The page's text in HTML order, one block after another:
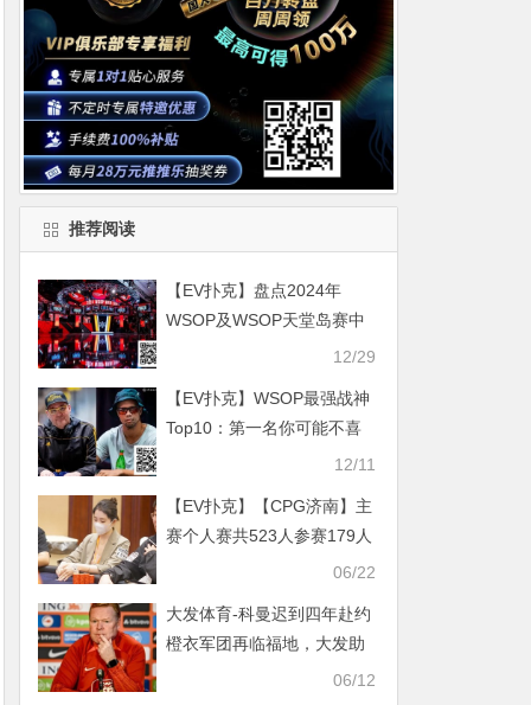
推荐阅读
【EV扑克】盘点2024年
WSOP及WSOP天堂岛赛中
12/29
【EV扑克】WSOP最强战神
Top10：第一名你可能不喜
12/11
【EV扑克】【CPG济南】主
赛个人赛共523人参赛179人
晋级，吕吾品23.7万记分牌
06/22
大发体育-科曼迟到四年赴约
橙衣军团再临福地，大发助
06/12